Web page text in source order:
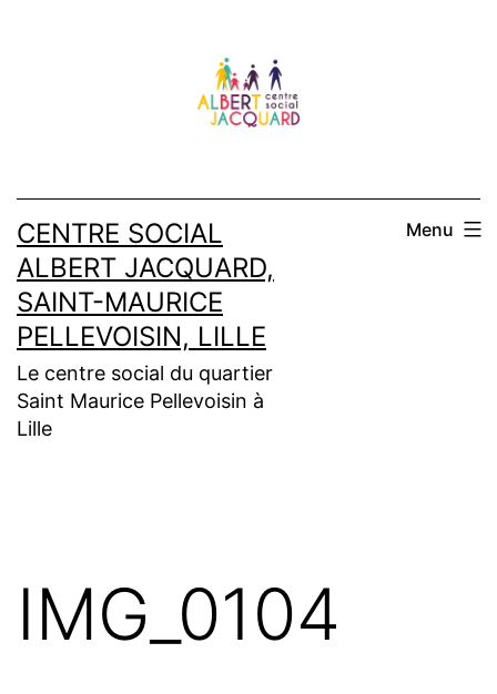
CENTRE SOCIAL
ALBERT JACQUARD,
SAINT-MAURICE
PELLEVOISIN, LILLE
Le centre social du quartier
Saint Maurice Pellevoisin à
Lille
Menu
IMG_0104